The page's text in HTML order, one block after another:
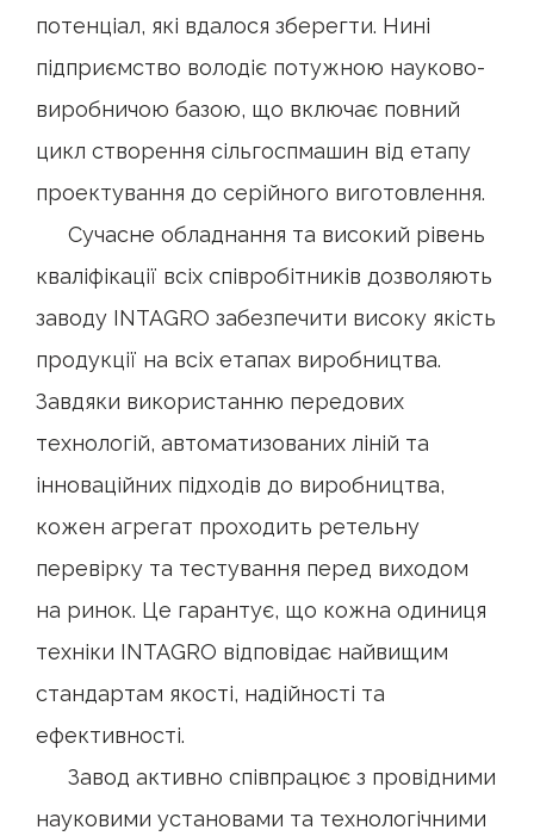
потенціал, які вдалося зберегти. Нині
підприємство володіє потужною науково-
виробничою базою, що включає повний
цикл створення сільгоспмашин від етапу
проектування до серійного виготовлення.
Сучасне обладнання та високий рівень
кваліфікації всіх співробітників дозволяють
заводу INTAGRO забезпечити високу якість
продукції на всіх етапах виробництва.
Завдяки використанню передових
технологій, автоматизованих ліній та
інноваційних підходів до виробництва,
кожен агрегат проходить ретельну
перевірку та тестування перед виходом
на ринок. Це гарантує, що кожна одиниця
техніки INTAGRO відповідає найвищим
стандартам якості, надійності та
ефективності.
Завод активно співпрацює з провідними
науковими установами та технологічними